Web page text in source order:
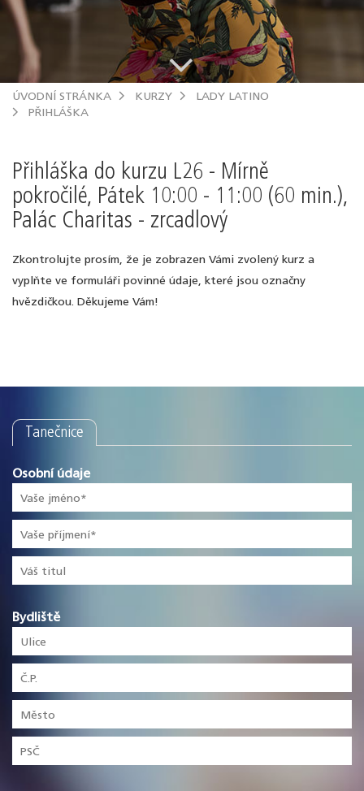
.
ÚVODNÍ STRÁNKA KURZY
LADY LATINO
PŘIHLÁŠKA
Přihláška do kurzu L26 - Mírně
pokročilé, Pátek 10:00 - 11:00 (60 min.),
Palác Charitas - zrcadlový
Zkontrolujte prosím, že je zobrazen Vámi zvolený kurz a
vyplňte ve formuláři povinné údaje, které jsou označny
hvězdičkou. Děkujeme Vám!
Tanečnice
Osobní údaje
Bydliště